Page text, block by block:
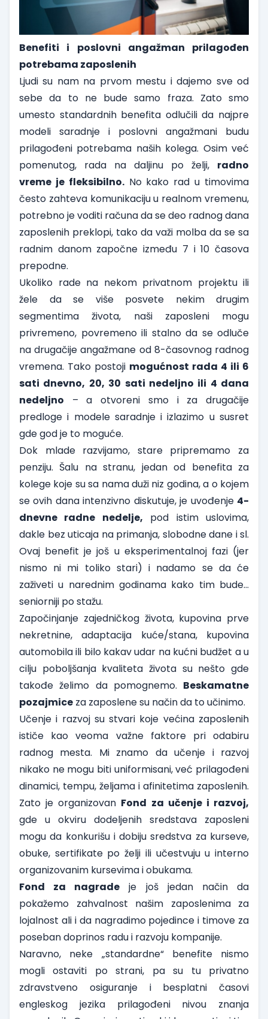
Benefiti i poslovni angažman prilagođen
potrebama zaposlenih
Ljudi su nam na prvom mestu i dajemo sve od
sebe da to ne bude samo fraza. Zato smo
umesto standardnih benefita odlučili da najpre
modeli saradnje i poslovni angažmani budu
prilagođeni potrebama naših kolega. Osim već
pomenutog, rada na daljinu po želji, radno
vreme je fleksibilno.No kako rad u timovima
često zahteva komunikaciju u realnom vremenu,
potrebno je voditi računa da se deo radnog dana
zaposlenih preklopi, tako da važi molba da se sa
radnim danom započne između 7 i 10 časova
prepodne.
Ukoliko rade na nekom privatnom projektu ili
žele da se više posvete nekim drugim
segmentima života, naši zaposleni mogu
privremeno, povremeno ili stalno da se odluče
na drugačije angažmane od 8-časovnog radnog
vremena. Tako postoji mogućnost rada 4 ili 6
sati dnevno, 20, 30 sati nedeljno ili 4 dana
nedeljno – a otvoreni smo i za drugačije
predloge i modele saradnje i izlazimo u susret
gde god je to moguće.
Dok mlade razvijamo, stare pripremamo za
penziju. Šalu na stranu, jedan od benefita za
kolege koje su sa nama duži niz godina, a o kojem
se ovih dana intenzivno diskutuje, je uvođenje 4-
dnevne radne nedelje, pod istim uslovima,
dakle bez uticaja na primanja, slobodne dane i sl.
Ovaj benefit je još u eksperimentalnoj fazi (jer
nismo ni mi toliko stari) i nadamo se da će
zaživeti u narednim godinama kako tim bude…
seniorniji po stažu.
Započinjanje zajedničkog života, kupovina prve
nekretnine, adaptacija kuće/stana, kupovina
automobila ili bilo kakav udar na kućni budžet a u
cilju poboljšanja kvaliteta života su nešto gde
takođe želimo da pomognemo. Beskamatne
pozajmice za zaposlene su način da to učinimo.
Učenje i razvoj su stvari koje većina zaposlenih
ističe kao veoma važne faktore pri odabiru
radnog mesta. Mi znamo da učenje i razvoj
nikako ne mogu biti uniformisani, već prilagođeni
dinamici, tempu, željama i afinitetima zaposlenih.
Zato je organizovan Fond za učenje i razvoj,
gde u okviru dodeljenih sredstava zaposleni
mogu da konkurišu i dobiju sredstva za kurseve,
obuke, sertifikate po želji ili učestvuju u interno
organizovanim kursevima i obukama.
Fond za nagrade je još jedan način da
pokažemo zahvalnost našim zaposlenima za
lojalnost ali i da nagradimo pojedince i timove za
poseban doprinos radu i razvoju kompanije.
Naravno, neke „standardne“ benefite nismo
mogli ostaviti po strani, pa su tu privatno
zdravstveno osiguranje i besplatni časovi
engleskog jezika prilagođeni nivou znanja